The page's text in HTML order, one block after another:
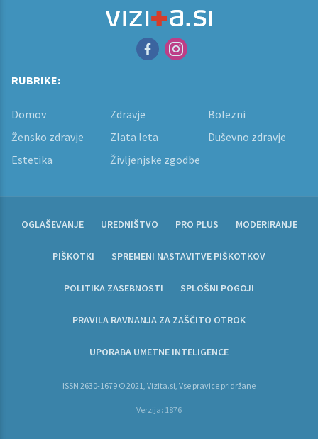
RUBRIKE:
Domov Zdravje
Bolezni
Žensko zdravje
Zlata leta
Duševno zdravje
Estetika
Življenjske zgodbe
OGLAŠEVANJE UREDNIŠTVO PRO PLUS MODERIRANJE
PIŠKOTKI SPREMENI NASTAVITVE PIŠKOTKOV
POLITIKA ZASEBNOSTI SPLOŠNI POGOJI
PRAVILA RAVNANJA ZA ZAŠČITO OTROK
UPORABA UMETNE INTELIGENCE
ISSN 2630-1679 © 2021, Vizita.si, Vse pravice pridržane
Verzija: 1876